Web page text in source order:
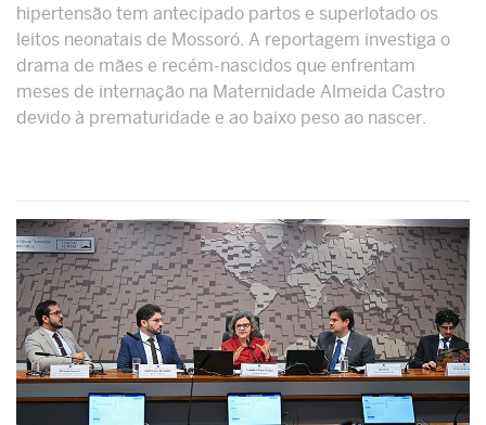
hipertensão tem antecipado partos e superlotado os
leitos neonatais de Mossoró. A reportagem investiga o
drama de mães e recém-nascidos que enfrentam
meses de internação na Maternidade Almeida Castro
devido à prematuridade e ao baixo peso ao nascer.